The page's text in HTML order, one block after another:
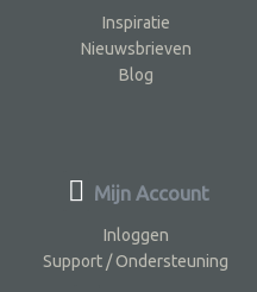
Inspiratie
Nieuwsbrieven
Blog
Mijn Account
Inloggen
Support / Ondersteuning